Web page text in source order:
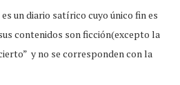
un diario satírico cuyo único fin es
contenidos son ficción(excepto la
y no se corresponden con la